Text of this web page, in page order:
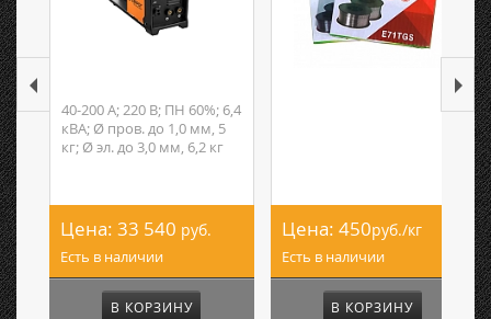
40-200 А; 220 В; ПН 60%; 6,4
кВА; Ø пров. до 1,0 мм, 5
кг; Ø эл. до 3,0 мм, 6,2 кг
Цена: 33 540 руб.
Есть в наличии
В КОРЗИНУ
Цена: 450руб./кг
Есть в наличии
В КОРЗИНУ